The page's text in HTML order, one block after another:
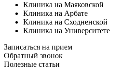
Клиника на Маяковской
Клиника на Арбате
Клиника на Сходненской
Клиника на Университете
Записаться на прием
Обратный звонок
Полезные статьи